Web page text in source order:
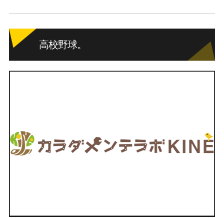
高校野球。